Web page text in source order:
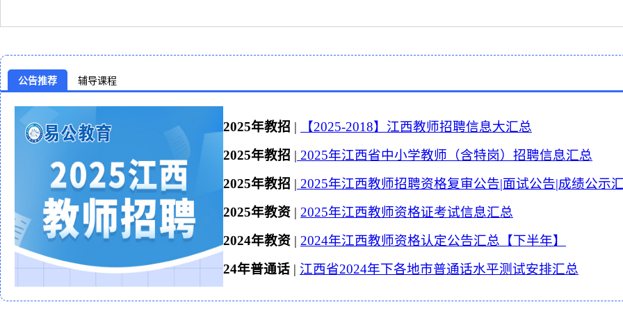
公告推荐 辅导课程
2025年教招 |
【2025-2018】江西教师招聘信息大汇总
2025年教招 | 2025年江西省中小学教师（含特岗）招聘信息汇总
2025年教招 | 2025年江西教师招聘资格复审公告|面试公告|成绩公示
2025年教资 | 2025年江西教师资格证考试信息汇总
2024年教资 | 2024年江西教师资格认定公告汇总【下半年】
24年普通话 | 江西省2024年下各地市普通话水平测试安排汇总